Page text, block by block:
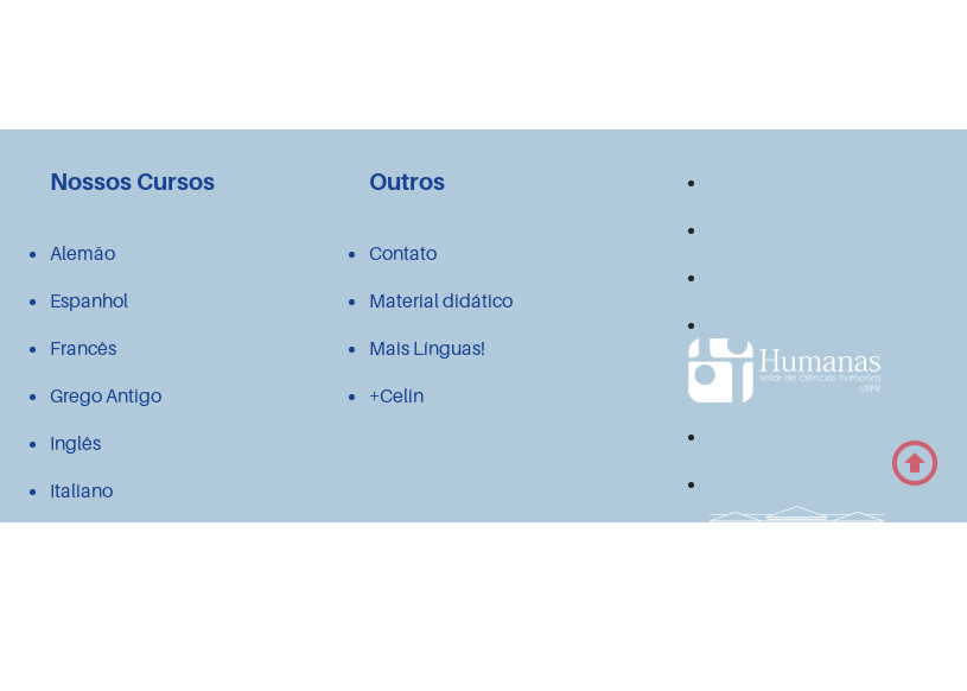
Nossos Cursos
Alemão
Espanhol
Francês
Grego Antigo
Inglês
Italiano
Outros
Contato
Material didático
Mais Línguas!
+Celin